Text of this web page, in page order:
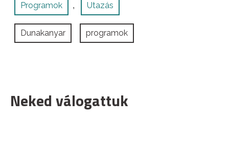
Programok , Utazás
Dunakanyar programok
Neked válogattuk